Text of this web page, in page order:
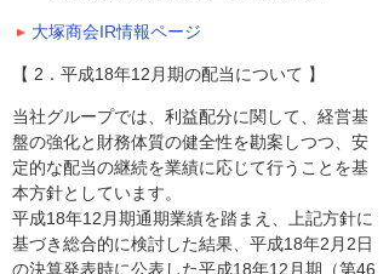
大塚商会IR情報ページ
【 2．平成18年12月期の配当について 】
当社グループでは、利益配分に関して、経営基
盤の強化と財務体質の健全性を勘案しつつ、安
定的な配当の継続を業績に応じて行うことを基
本方針としています。
平成18年12月期通期業績を踏まえ、上記方針に
基づき総合的に検討した結果、平成18年2月2日
の決算発表時に公表した平成18年12月期（第46